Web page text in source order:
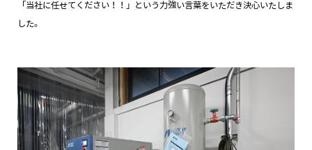
「当社に任せてください！！」という力強い言葉をいただき決心いたしま
した。